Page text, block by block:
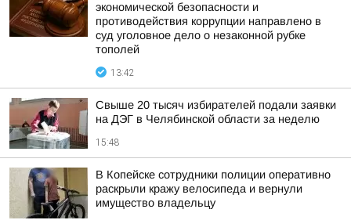
экономической безопасности и
противодействия коррупции направлено в
суд уголовное дело о незаконной рубке
тополей
13:42
Свыше 20 тысяч избирателей подали заявки
на ДЭГ в Челябинской области за неделю
15:48
В Копейске сотрудники полиции оперативно
раскрыли кражу велосипеда и вернули
имущество владельцу